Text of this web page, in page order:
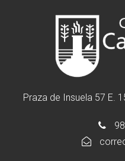
Praza de Insuela 57 E.